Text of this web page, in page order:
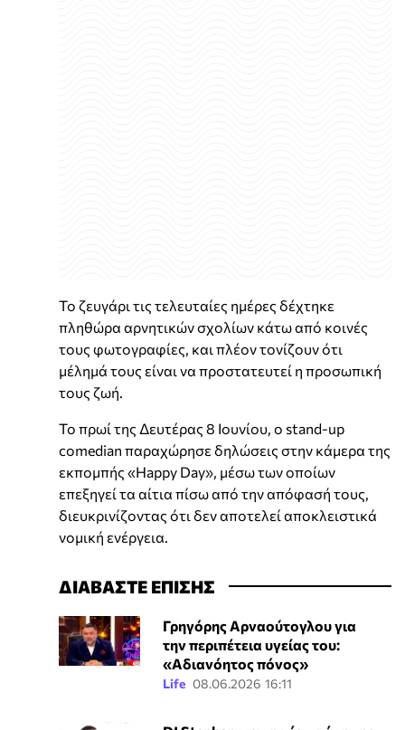
Το ζευγάρι τις τελευταίες ημέρες δέχτηκε
πληθώρα αρνητικών σχολίων κάτω από κοινές
τους φωτογραφίες, και πλέον τονίζουν ότι
μέλημά τους είναι να προστατευτεί η προσωπική
τους ζωή.
Το πρωί της Δευτέρας 8 Ιουνίου, ο stand-up
comedian παραχώρησε δηλώσεις στην κάμερα της
εκπομπής «Happy Day», μέσω των οποίων
επεξηγεί τα αίτια πίσω από την απόφασή τους,
διευκρινίζοντας ότι δεν αποτελεί αποκλειστικά
νομική ενέργεια.
ΔΙΑΒΑΣΤΕ ΕΠΙΣΗΣ
Γρηγόρης Αρναούτογλου για
την περιπέτεια υγείας του:
«Αδιανόητος πόνος»
Life 08.06.2026 16:11